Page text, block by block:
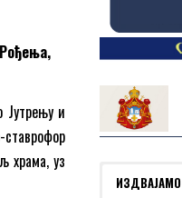
Јутрењу и
храма, уз
ИЗДВАЈАМО